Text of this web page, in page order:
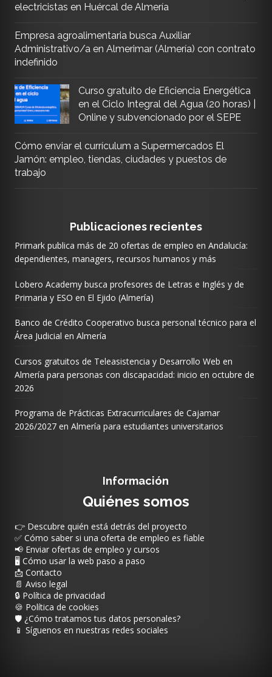
electricistas en Huércal de Almería
Empresa agroalimentaria busca Auxiliar
Administrativo/a en Almerimar (Almería) con contrato
indefinido
Curso gratuito de Eficiencia Energética
en el Ciclo Integral del Agua (20 horas) |
Online y subvencionado por el SEPE
Cómo enviar el currículum a Supermercados El
Jamón: empleo, tiendas, ciudades y puestos de
trabajo
Publicaciones recientes
Primark publica más de 20 ofertas de empleo en Andalucía:
dependientes, managers, recursos humanos y más
Lobero Academy busca profesores de Letras e Inglés y de
Primaria y ESO en El Ejido (Almería)
Banco de Crédito Cooperativo busca personal técnico para el
Área Judicial en Almería
Cursos gratuitos de Teleasistencia y Desarrollo Web en
Almería para personas con discapacidad: inicio en octubre de
2026
Programa de Prácticas Extracurriculares de Cajamar
2026/2027 en Almería para estudiantes universitarios
Información
Quiénes somos
👉 Descubre quién está detrás del proyecto
✅ Cómo saber si una oferta de empleo es fiable
📢 Enviar ofertas de empleo y cursos
🖥️ Cómo usar la web paso a paso
📩 Contacto
📄 Aviso legal
🔒 Política de privacidad
🍪 Política de cookies
🛡️ ¿Cómo tratamos tus datos personales?
📱 Síguenos en nuestras redes sociales